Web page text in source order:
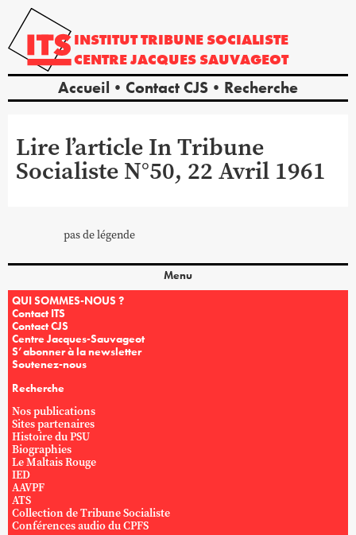
INSTITUTTRIBUNE SOCIALISTE
CENTREJACQUES SAUVAGEOT
Accueil Contact CJS Recherche
Lire l’article In Tribune
Socialiste N°50, 22 Avril 1961
pas de légende
Menu
QUI SOMMES-NOUS ?
Contact ITS
Contact CJS
Centre Jacques-Sauvageot
S’abonner à la newsletter
Soutenez-nous
Recherche
Nos publications
Sites partenaires
Histoire du PSU
Biographies
Le Maltais Rouge
IED
AAVPF
ATS
Collection de Tribune Socialiste
Conférences audio du CPFS